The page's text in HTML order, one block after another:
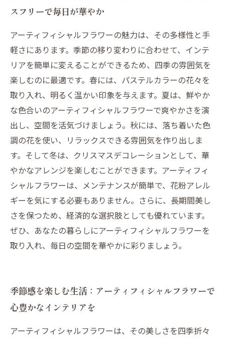
スフリーで毎日が華やか
アーティフィシャルフラワーの魅力は、その多様性と手
軽さにあります。季節の移り変わりに合わせて、インテ
リアを簡単に変えることができるため、四季の雰囲気を
楽しむのに最適です。春には、パステルカラーの花々を
取り入れ、明るく温かい印象を与えます。夏は、鮮やか
な色合いのアーティフィシャルフラワーで爽やかさを演
出し、空間を活気づけましょう。秋には、落ち着いた色
調の花を使い、リラックスできる雰囲気を作り出しま
す。そして冬は、クリスマスデコレーションとして、華
やかなアレンジを楽しむことができます。アーティフィ
シャルフラワーは、メンテナンスが簡単で、花粉アレル
ギーを気にする必要もありません。さらに、長期間美し
さを保つため、経済的な選択肢としても優れています。
ぜひ、あなたの暮らしにアーティフィシャルフラワーを
取り入れ、毎日の空間を華やかに彩りましょう。
季節感を楽しむ生活：アーティフィシャルフラワーで
心豊かなインテリアを
アーティフィシャルフラワーは、その美しさを四季折々